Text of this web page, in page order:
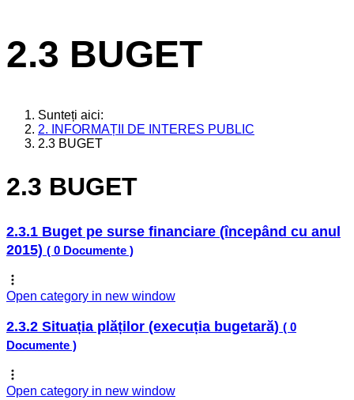
2.3 BUGET
Sunteți aici:
2. INFORMAȚII DE INTERES PUBLIC
2.3 BUGET
2.3 BUGET
2.3.1 Buget pe surse financiare (începând cu anul
2015) ( 0 Documente )
Open category in new window
2.3.2 Situația plăților (execuția bugetară) ( 0
Documente )
Open category in new window